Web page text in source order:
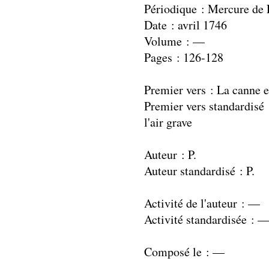
Périodique : Mercure de
Date : avril 1746
Volume : —
Pages : 126-128
Premier vers : La canne
Premier vers
l'air grave
Auteur : P.
Auteur standardisé : P.
Activité de l'auteur : —
Activité standardisée : —
Composé le : —